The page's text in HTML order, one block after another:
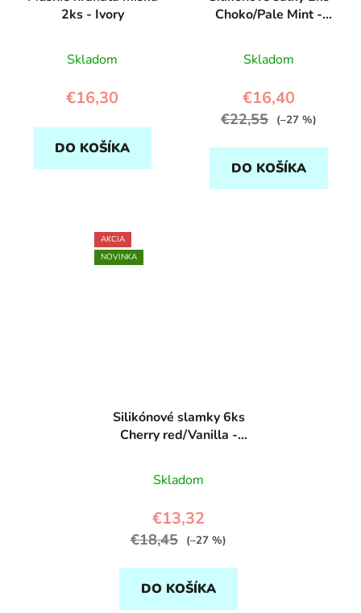
2ks - Ivory
Skladom
€16,30
DO KOŠÍKA
Choko/Pale Mint -
Skladom
€16,40
€22,55 (–27 %)
DO KOŠÍKA
AKCIA
NOVINKA
Silikónové slamky 6ks
Cherry red/Vanilla -
Skladom
€13,32
€18,45 (–27 %)
DO KOŠÍKA